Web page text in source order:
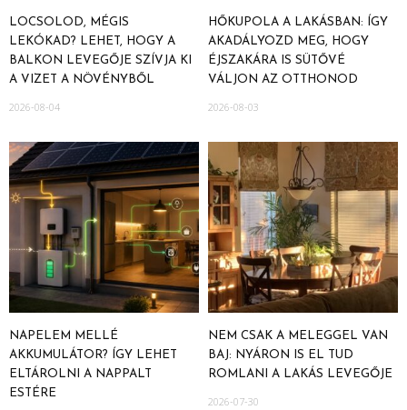
LOCSOLOD, MÉGIS
LEKÓKAD? LEHET, HOGY A
BALKON LEVEGŐJE SZÍVJA KI
A VIZET A NÖVÉNYBŐL
2026-08-04
HŐKUPOLA A LAKÁSBAN: ÍGY
AKADÁLYOZD MEG, HOGY
ÉJSZAKÁRA IS SÜTŐVÉ
VÁLJON AZ OTTHONOD
2026-08-03
NAPELEM MELLÉ
AKKUMULÁTOR? ÍGY LEHET
ELTÁROLNI A NAPPALT
ESTÉRE
NEM CSAK A MELEGGEL VAN
BAJ: NYÁRON IS EL TUD
ROMLANI A LAKÁS LEVEGŐJE
2026-07-30